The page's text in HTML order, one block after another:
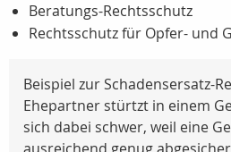
Beratungs-Rechtsschutz
Rechtsschutz für Opfer- und
Beispiel zur Schadensersatz-
Ehepartner stürtzt in einem
sich dabei schwer, weil eine